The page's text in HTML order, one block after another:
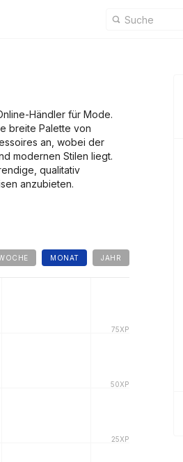
Händler für Mode.
breite Palette von
an, wobei der
modernen Stilen liegt.
qualitativ
anzubieten.
MONAT JAHR